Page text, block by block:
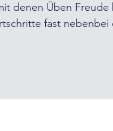
denen Üben
fast nebenbei